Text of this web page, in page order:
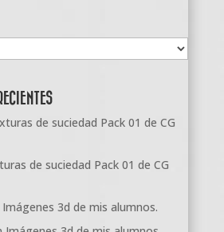
de suciedad Pack 01 de CG
de suciedad Pack 01 de CG
Imágenes 3d de mis alumnos.